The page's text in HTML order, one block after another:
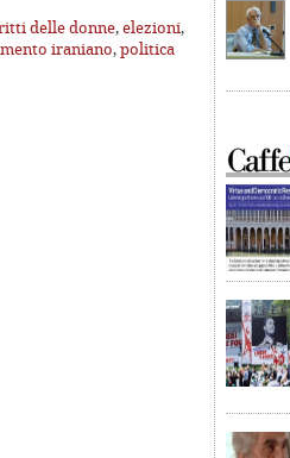
delle donne,elezioni,
iraniano,politica